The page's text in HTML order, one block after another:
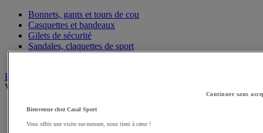
Bonnets, gants et tours de cou
Casquettes et bandeaux
Gilets de sécurité
Sandales, claquettes de sport
Bagagerie
Voir tous les produits
Sacs de sport
Sacoches et porte-documents
Continuer sans
Bienvenue chez Casal Sport
Vous offrir une visite sur-mesure, nous tient à cœur !